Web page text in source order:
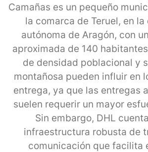
Camañas es un pequeño
la comarca de Teruel, en
autónoma de Aragón, con
aproximada de 140
de densidad poblacional y
montañosa pueden influir en
entrega, ya que las entregas
suelen requerir un mayor
Sin embargo, DHL
infraestructura robusta de
comunicación que facilita